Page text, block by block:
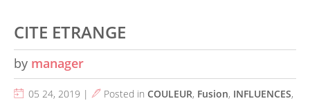
CITE ETRANGE
by manager
05 24, 2019 | Posted in COULEUR, Fusion, INFLUENCES,